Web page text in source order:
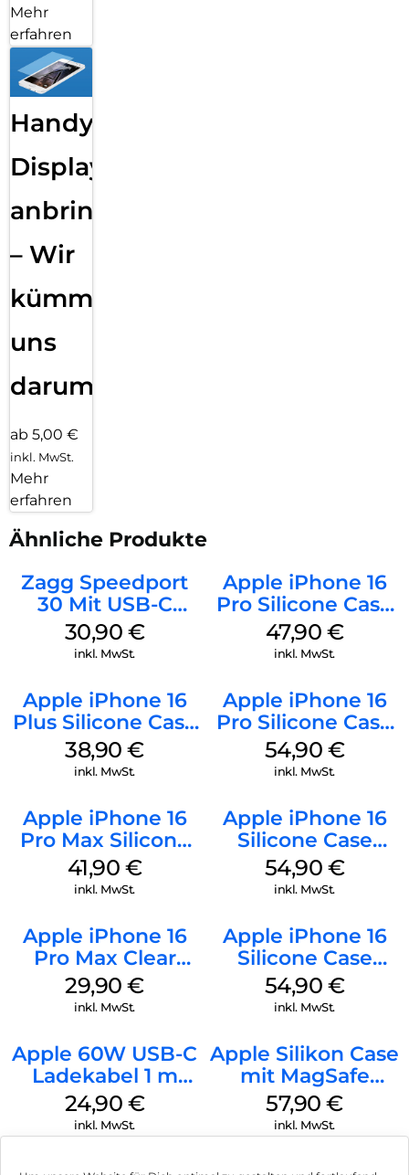
Mehr
erfahren
Handy
Displayfolie
anbringen
– Wir
kümmern
uns
darum!
ab 5,00 €
inkl. MwSt.
Mehr
erfahren
Ähnliche Produkte
Zagg Speedport
30 Mit USB-C
Kabel Weiß
30,90 €
inkl. MwSt.
Apple iPhone 16
Pro Silicone Case
MagSafe Denim
47,90 €
inkl. MwSt.
Apple iPhone 16
Plus Silicone Case
MagSafe Denim
38,90€
inkl. MwSt.
Apple iPhone 16
Pro Silicone Case
MagSafe Black
54,90 €
inkl. MwSt.
Apple iPhone 16
Pro Max Silicone
Case MagSafe
Ultramarine
41,90 €
inkl. MwSt.
Apple iPhone 16
Silicone Case
MagSafe Lake
Green
54,90 €
inkl. MwSt.
Apple iPhone 16
Pro Max Clear
Case MagSafe
Transparent
29,90€
inkl. MwSt.
Apple iPhone 16
Silicone Case
MagSafe Black
54,90 €
inkl. MwSt.
Apple 60W USB-C
Ladekabel 1 m
Weiß
24,90 €
inkl. MwSt.
Apple Silikon Case
mit MagSafe
iPhone 14 Pro
(PRODUCT)RED
57,90€
inkl. MwSt.